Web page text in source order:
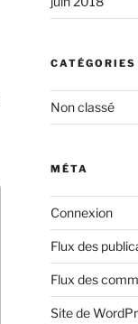
CATÉGORIES
Non classé
MÉTA
Connexion
Flux des
Flux des
Site de